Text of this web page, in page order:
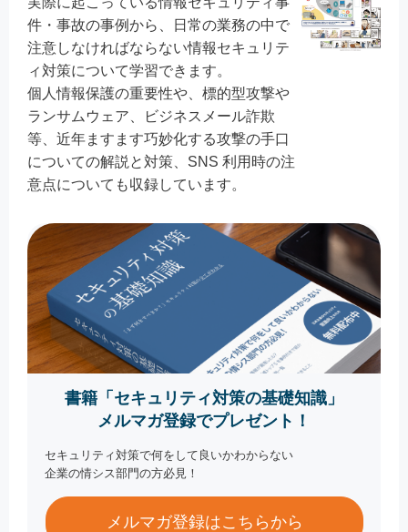
件・事故の事例から、日常の業務の中で
注意しなければならない情報セキュリテ
ィ対策について学習できます。
個人情報保護の重要性や、標的型攻撃や
ランサムウェア、ビジネスメール詐欺
等、近年ますます巧妙化する攻撃の手口
についての解説と対策、SNS 利用時の注
意点についても収録しています。
書籍「セキュリティ対策の基礎知識」
メルマガ登録でプレゼント！
セキュリティ対策で何をして良いかわからない
企業の情シス部門の方必見！
メルマガ登録はこちらから